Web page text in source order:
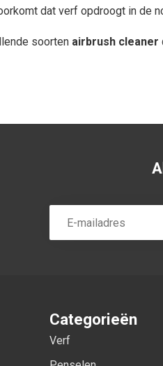
dat verf opdroogt in de
soorten airbrush cleaner
Categorieën
Verf